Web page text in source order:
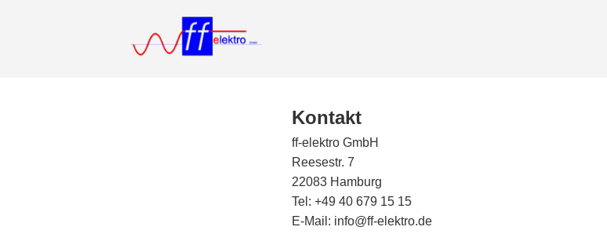
Kontakt
ff-elektro GmbH
Reesestr. 7
22083 Hamburg
Tel: +49 40 679 15 15
E-Mail: info@ff-elektro.de